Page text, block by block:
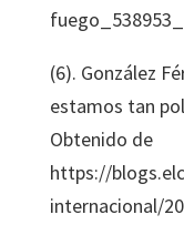
(6). González
estamos tan
Obtenido de
https://
internacional/